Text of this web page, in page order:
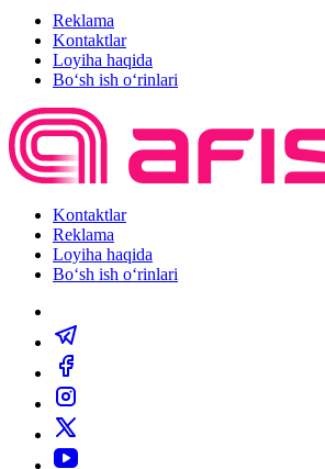
Reklama
Kontaktlar
Loyiha haqida
Bo‘sh ish o‘rinlari
Kontaktlar
Reklama
Loyiha haqida
Bo‘sh ish o‘rinlari